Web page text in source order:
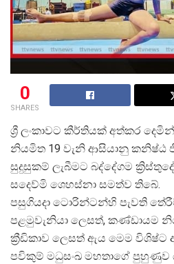
0
SHARES
ශ් රී ලංකාවට කීර්තියක් අත්කර
නියමිත 19 වැනි ආසියානු කනිෂ්ඨ
සුදුසුකම් ලැබීමට බද්දේගම ක්
සදෙව්මි ශෙහස්නා සමත්ව තිබේ.
පසුගියදා ටොරින්ටන්හි පැවති
පළමුවැනියා ලෙසත්, කණ්ඩායම
ක්රීඩිකාව ලෙසත් ඇය මෙම විශිෂ්ට
පවිකුම් මධුසංඛ මහතාගේ පුහුණුව